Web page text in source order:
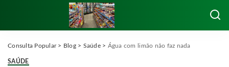
Consulta Popular> Blog> Saúde> Água com limão não faz nada
SAÚDE